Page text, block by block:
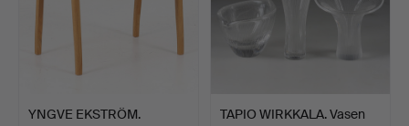
YNGVE EKSTRÖM.
TAPIO WIRKKALA. Vasen